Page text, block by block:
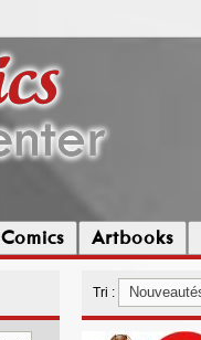
Comics Artbooks
Tri :